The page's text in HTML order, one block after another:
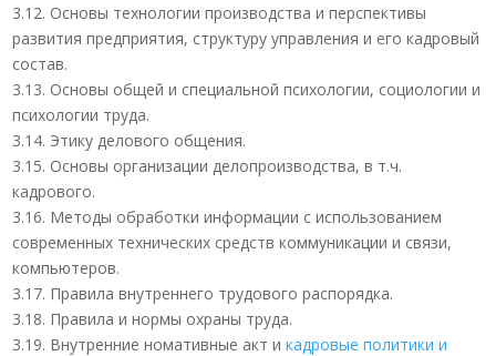
3.12. Основы технологии производства и перспективы
развития предприятия, структуру управления и его кадровый
состав.
3.13. Основы общей и специальной психологии, социологии и
психологии труда.
3.14. Этику делового общения.
3.15. Основы организации делопроизводства, в т.ч.
кадрового.
3.16. Методы обработки информации с использованием
современных технических средств коммуникации и связи,
компьютеров.
3.17. Правила внутреннего трудового распорядка.
3.18. Правила и нормы охраны труда.
3.19. Внутренние номативные акт икадровые политики и